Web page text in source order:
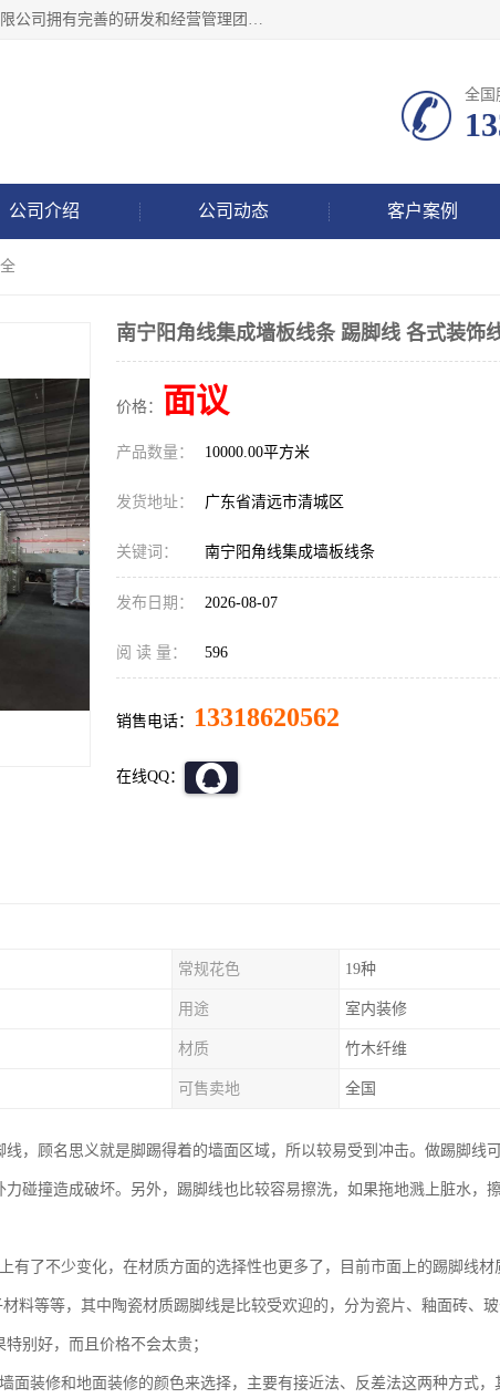
清远市鑫叶新型装饰材料有限公司批量供应：集成墙板等产品，清远市鑫叶新型装饰材料有限公司拥有完善的研发和经营管理团队，取得有70多项证书。不断让研发科技成果惠及全人类，用新材料保护自然资源，让人类生活居住健康与自然发展相和谐。全国统一热线电话：*。
全国
公司介绍 公司动态 客户案例
南宁阳角线集成墙板线条 踢脚线 各式装饰
价格： 面议
产品数量： 10000.00平方米
发货地址： 广东省清远市清城区
关键词： 南宁阳角线集成墙板线条
发布日期： 2026-08-07
阅 读 量： 596
销售电话： 13318620562
在线QQ：
常规花色 19种
用途 室内装修
材质 竹木纤维
可售卖地 全国
，顾名思义就是脚踢得着的墙面区域，所以较易受到冲击。做踢脚线
碰撞造成破坏。另外，踢脚线也比较容易擦洗，如果拖地溅上脏水，擦
有了不少变化，在材质方面的选择性也更多了，目前市面上的踢脚线材
料等等，其中陶瓷材质踢脚线是比较受欢迎的，分为瓷片、釉面砖、
别好，而且价格不会太贵；
面装修和地面装修的颜色来选择，主要有接近法、反差法这两种方式，